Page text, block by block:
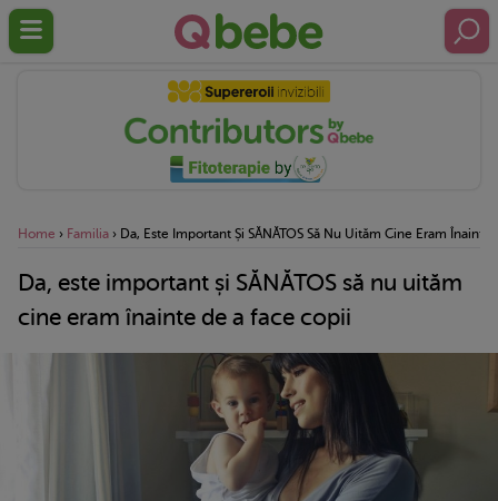
Home › Familia › Da, Este Important Și SĂNĂTOS Să Nu Uităm Cine Eram Înainte
Da, este important și SĂNĂTOS să nu uităm
cine eram înainte de a face copii